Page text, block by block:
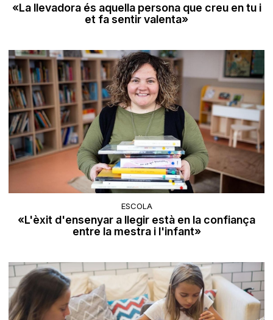
«La llevadora és aquella persona que creu en tu i
et fa sentir valenta»
ESCOLA
«L'èxit d'ensenyar a llegir està en la confiança
entre la mestra i l'infant»